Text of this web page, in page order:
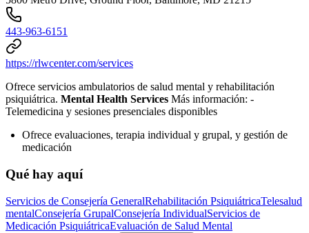
443-963-6151
https://rlwcenter.com/services
Ofrece servicios ambulatorios de salud mental y rehabilitación
psiquiátrica. Mental Health Services Más información: -
Telemedicina y sesiones presenciales disponibles
Ofrece evaluaciones, terapia individual y grupal, y gestión de
medicación
Qué hay aquí
Servicios de Consejería GeneralRehabilitación PsiquiátricaTelesalud
mentalConsejería GrupalConsejería IndividualServicios de
Medicación PsiquiátricaEvaluación de Salud Mental